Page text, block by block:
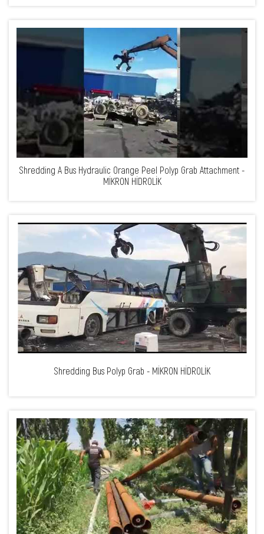
Shredding A Bus Hydraulic Orange Peel Polyp Grab Attachment -
MİKRON HİDROLİK
Shredding Bus Polyp Grab - MİKRON HİDROLİK